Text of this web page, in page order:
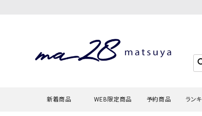
新着商品 WEB限定商品 予約商品 ラン